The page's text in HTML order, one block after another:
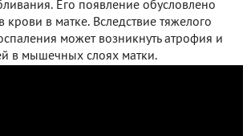
Его появление обусловлено
крови в матке. Вследствие тяжелого
может возникнуть атрофия и
в мышечных слоях матки.